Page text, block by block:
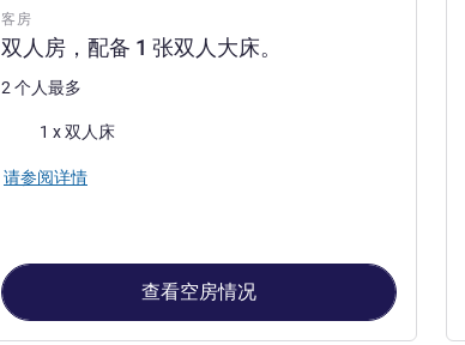
客房
双人房，配备 1 张双人大床。
2 个人最多
床上用品1 x 双人床
请参阅详情
查看空房情况